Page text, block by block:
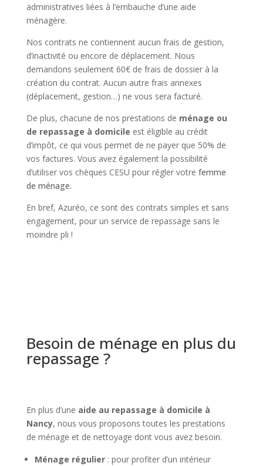
administratives liées à l’embauche d’une aide
ménagère.
Nos contrats ne contiennent aucun frais de gestion,
d’inactivité ou encore de déplacement. Nous
demandons seulement 60€ de frais de dossier à la
création du contrat. Aucun autre frais annexes
(déplacement, gestion…) ne vous sera facturé.
De plus, chacune de nos prestations de ménage ou
de repassage à domicile est éligible au crédit
d’impôt, ce qui vous permet de ne payer que 50% de
vos factures. Vous avez également la possibilité
d’utiliser vos chèques CESU pour régler votre femme
de ménage.
En bref, Azuréo, ce sont des contrats simples et sans
engagement, pour un service de repassage sans le
moindre pli !
Besoin de ménage en plus du
repassage ?
En plus d’une aide au repassage à domicile à
Nancy, nous vous proposons toutes les prestations
de ménage et de nettoyage dont vous avez besoin.
Ménage régulier: pour profiter d’un intérieur